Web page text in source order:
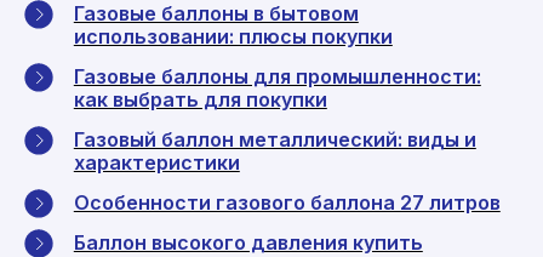
Газовые баллоны в бытовом
использовании: плюсы покупки
Газовые баллоны для промышленности:
как выбрать для покупки
Газовый баллон металлический: виды и
характеристики
Особенности газового баллона 27 литров
Баллон высокого давления купить